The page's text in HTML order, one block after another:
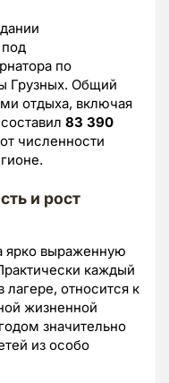
по
Грузных. Общий
отдыха, включая
83 390
численности
и рост
ярко выраженную
каждый
лагере, относится к
жизненной
значительно
из особо